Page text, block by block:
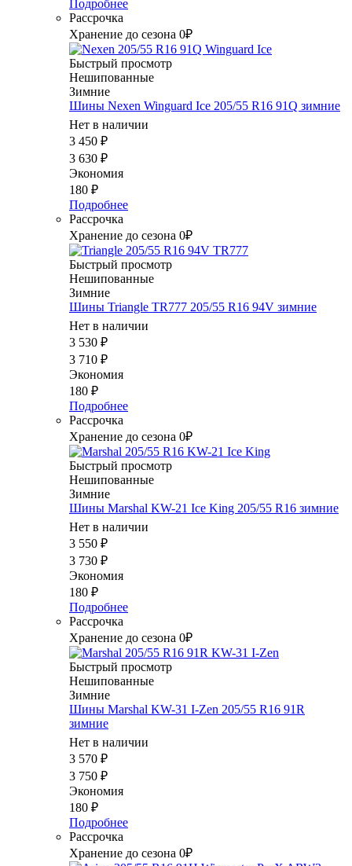
Подробнее
Рассрочка
Хранение до сезона 0₽
Быстрый просмотр
Нешипованные
Зимние
Шины Nexen Winguard Ice 205/55 R16 91Q зимние
Нет в наличии
3 450 ₽
3 630 ₽
Экономия
180 ₽
Подробнее
Рассрочка
Хранение до сезона 0₽
Быстрый просмотр
Нешипованные
Зимние
Шины Triangle TR777 205/55 R16 94V зимние
Нет в наличии
3 530 ₽
3 710 ₽
Экономия
180 ₽
Подробнее
Рассрочка
Хранение до сезона 0₽
Быстрый просмотр
Нешипованные
Зимние
Шины Marshal KW-21 Ice King 205/55 R16 зимние
Нет в наличии
3 550 ₽
3 730 ₽
Экономия
180 ₽
Подробнее
Рассрочка
Хранение до сезона 0₽
Быстрый просмотр
Нешипованные
Зимние
Шины Marshal KW-31 I-Zen 205/55 R16 91R
зимние
Нет в наличии
3 570 ₽
3 750 ₽
Экономия
180 ₽
Подробнее
Рассрочка
Хранение до сезона 0₽